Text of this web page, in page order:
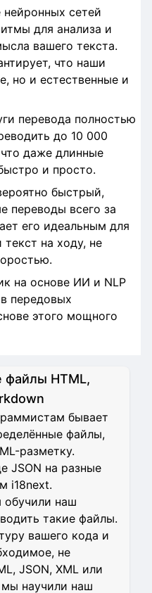
сетей
для анализа и
вашего текста.
что наши
но и естественные и
перевода полностью
до 10 000
даже длинные
и просто.
быстрый,
переводы всего за
его идеальным для
на ходу, не
на основе ИИ и NLP
передовых
этого мощного
файлы HTML,
бывает
файлы,
разметку.
JSON на разные
i18next.
обучили наш
такие файлы.
вашего кода и
не
JSON, XML или
научили наш